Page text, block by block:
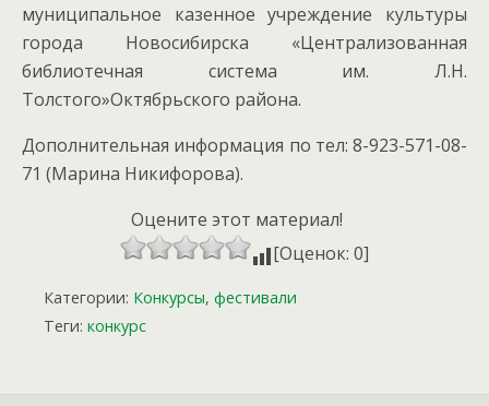
муниципальное казенное учреждение культуры
города Новосибирска «Централизованная
библиотечная система им. Л.Н.
Толстого»Октябрьского района.
Дополнительная информация по тел: 8-923-571-08-
71 (Марина Никифорова).
Оцените этот материал!
[Оценок: 0]
Категории: Конкурсы, фестивали
Теги: конкурс